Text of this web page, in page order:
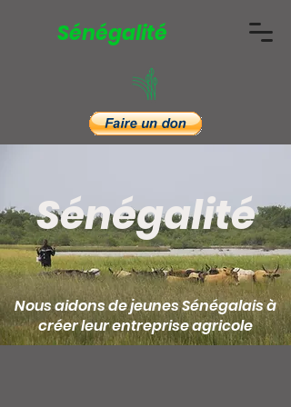
Sénégalité
Sénégalité
Nous aidons de jeunes Sénégalais à
créer leur entreprise agricole